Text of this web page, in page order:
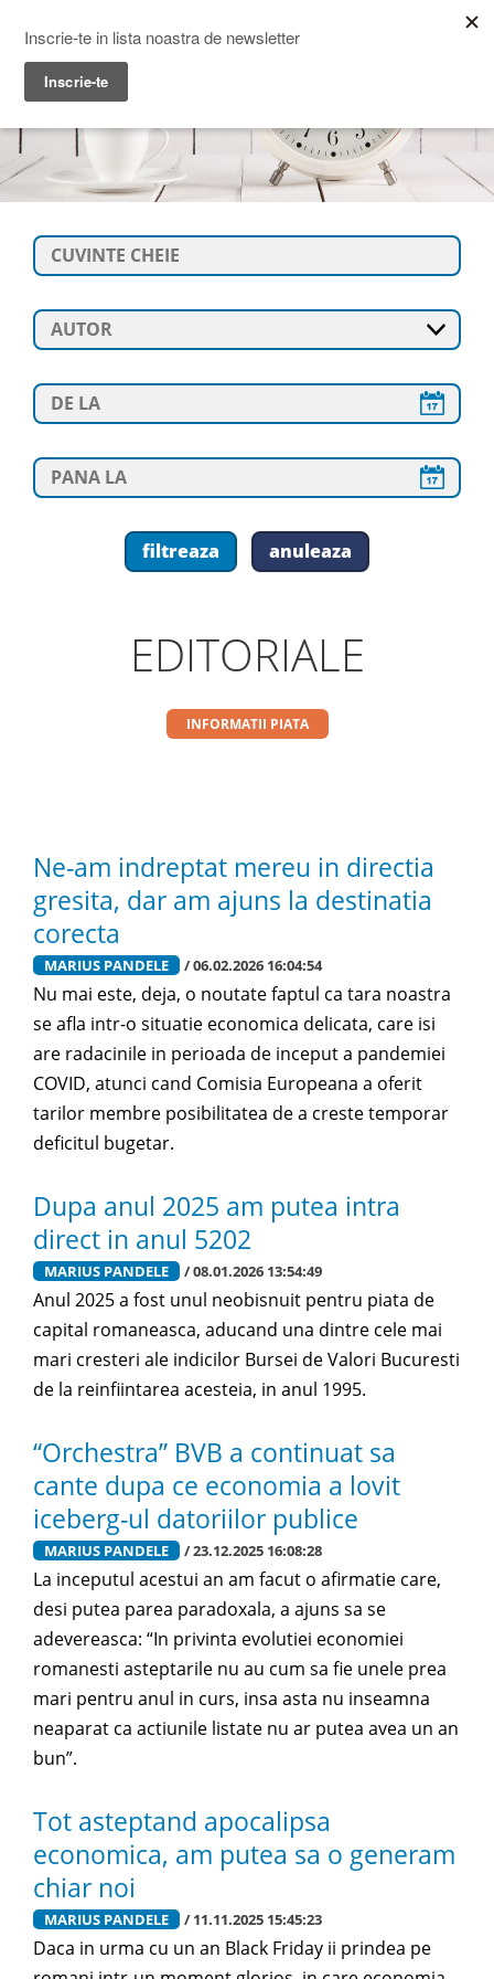
Menu
Prime Transaction
AUTOR
EDITORIALE
INFORMATII PIATA
Ne-am indreptat mereu in directia
gresita, dar am ajuns la destinatia
corecta
MARIUS PANDELE / 06.02.2026 16:04:54
Nu mai este, deja, o noutate faptul ca tara noastra
se afla intr-o situatie economica delicata, care isi
are radacinile in perioada de inceput a pandemiei
COVID, atunci cand Comisia Europeana a oferit
tarilor membre posibilitatea de a creste temporar
deficitul bugetar.
Dupa anul 2025 am putea intra
direct in anul 5202
MARIUS PANDELE / 08.01.2026 13:54:49
Anul 2025 a fost unul neobisnuit pentru piata de
capital romaneasca, aducand una dintre cele mai
mari cresteri ale indicilor Bursei de Valori Bucuresti
de la reinfiintarea acesteia, in anul 1995.
“Orchestra” BVB a continuat sa
cante dupa ce economia a lovit
iceberg-ul datoriilor publice
MARIUS PANDELE / 23.12.2025 16:08:28
La inceputul acestui an am facut o afirmatie care,
desi putea parea paradoxala, a ajuns sa se
adevereasca: “In privinta evolutiei economiei
romanesti asteptarile nu au cum sa fie unele prea
mari pentru anul in curs, insa asta nu inseamna
neaparat ca actiunile listate nu ar putea avea un an
bun”.
Tot asteptand apocalipsa
economica, am putea sa o generam
chiar noi
MARIUS PANDELE / 11.11.2025 15:45:23
Daca in urma cu un an Black Friday ii prindea pe